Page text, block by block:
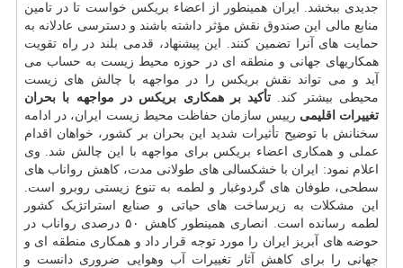
جدیدی ببخشد. ایران همینطور از اعضاء بریکس خواست تا در تامین
منابع مالی این صندوق نقش مؤثر داشته باشند و دسترسی عادلانه به
حمایت های آنرا تضمین کنند. این پیشنهاد، قدمی بلند در راه تقویت
همکاریهای جهانی و منطقه ای در حوزه محیط زیست به حساب می
آید و می تواند نقش بریکس را در مواجهه با چالش های زیست
محیطی بیشتر کند. تأکید بر همکاری بریکس در مواجهه با بحران
تغییرات اقلیمی رییس سازمان حفاظت محیط زیست ایران، در ادامه
سخنانش با توضیح تأثیرات شدید این بحران بر کشور، خواهان اقدام
عملی و همکاری اعضاء بریکس برای مواجهه با این چالش شد. وی
اعلام نمود: ایران با خشکسالی های طولانی مدت، کاهش رواناب های
سطحی، طوفان های گردوغبار و لطمه به تنوع زیستی روبرو است.
این مشکلات به زیرساخت های حیاتی و صنایع استراتژیک کشور
لطمه رسانده است. انصاری همینطور کاهش ۵۰ درصدی رواناب در
حوضه های آبریز ایران را مورد توجه قرار داد و همکاری منطقه ای و
جهانی را برای کاهش آثار تغییرات آب وهوایی ضروری دانست و